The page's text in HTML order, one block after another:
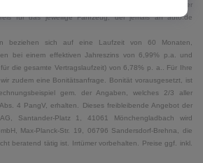
Für alle anderen Fahrzeuge entspricht der
für das jeweilige Fahrzeug, der jemals an auto.de
beziehen sich auf eine Laufzeit von 60 Monaten,
bei einem effektiven Jahreszins von 6,99% p.a. und
die gesamte Vertragslaufzeit) von 6,78% p. a.. Für Ihre
zudem eine Bonitätsanfrage. Bonität vorausgesetzt, ist
gem. der Angaben, welches 2/3 aller
4 PangV, erhalten. Dieses freibleibende Angebot der
Santander-Platz 1, 41061 Mönchengladbach wird
Max-Planck-Str. 19, 06796 Sandersdorf-Brehna, die
beratend tätig ist. Irrtümer vorbehalten. Preise ggf. inkl.